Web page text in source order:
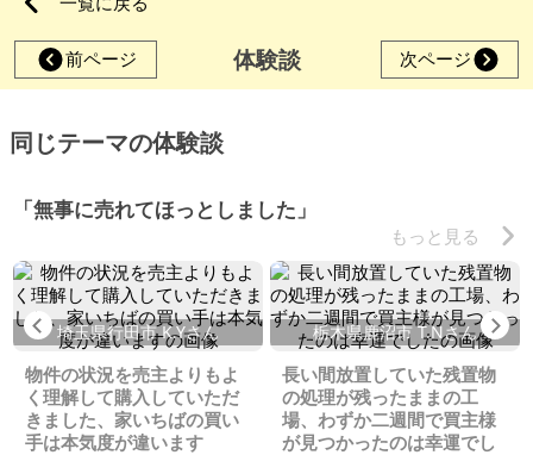
前ページ 体験談 次ページ
同じテーマの体験談
「無事に売れてほっとしました」
もっと見る
Previous
埼玉県行田市 K.Yさん
物件の状況を売主よりもよ
く理解して購入していただ
きました、家いちばの買い
手は本気度が違います
栃木県鹿沼市 T.Nさん
長い間放置していた残置物
の処理が残ったままの工
場、わずか二週間で買主様
が見つかったのは幸運でし